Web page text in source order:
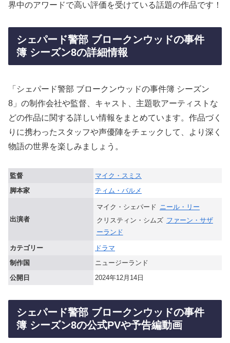
界中のアワードで高い評価を受けている話題の作品です！
シェパード警部 ブロークンウッドの事件
簿 シーズン8の詳細情報
「シェパード警部 ブロークンウッドの事件簿 シーズン
8」の制作会社や監督、キャスト、主題歌アーティストな
どの作品に関する詳しい情報をまとめています。作品づく
りに携わったスタッフや声優陣をチェックして、より深く
物語の世界を楽しみましょう。
監督
マイク・スミス
脚本家
ティム・バルメ
出演者
マイク・シェパード ニール・リー
クリスティン・シムズ ファーン・サザ
ーランド
カテゴリー
ドラマ
制作国
ニュージーランド
公開日
2024年12月14日
シェパード警部 ブロークンウッドの事件
簿 シーズン8の公式PVや予告編動画